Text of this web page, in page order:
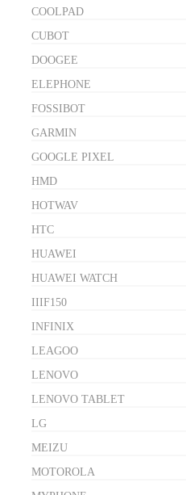
COOLPAD
CUBOT
DOOGEE
ELEPHONE
FOSSIBOT
GARMIN
GOOGLE PIXEL
HMD
HOTWAV
HTC
HUAWEI
HUAWEI WATCH
IIIF150
INFINIX
LEAGOO
LENOVO
LENOVO TABLET
LG
MEIZU
MOTOROLA